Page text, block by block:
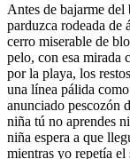
Antes de bajarme del
parduzca rodeada de
cerro miserable de
pelo, con esa mirada
por la playa, los
una línea pálida
anunciado pescozón
niña tú no aprendes
niña espera a que
mientras yo repetía